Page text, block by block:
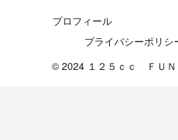
プロフィール
プライバシーポリシ
© 2024 １２５ｃｃ ＦＵ